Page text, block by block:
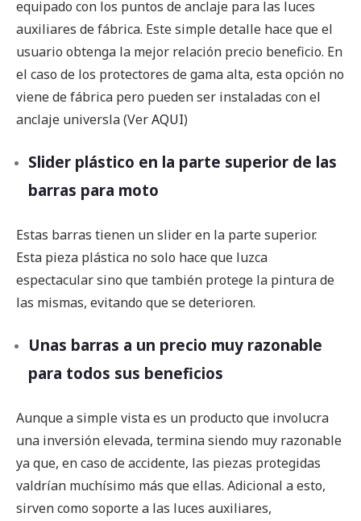
equipado con los puntos de anclaje para las luces
auxiliares de fábrica. Este simple detalle hace que el
usuario obtenga la mejor relación precio beneficio. En
el caso de los protectores de gama alta, esta opción no
viene de fábrica pero pueden ser instaladas con el
anclaje universla (VerAQUI)
Slider plástico en la parte superior de las
barras para moto
Estas barras tienen un slider en la parte superior.
Esta pieza plástica no solo hace que luzca
espectacular sino que también protege la pintura de
las mismas, evitando que se deterioren.
Unas barras a un precio muy razonable
para todos sus beneficios
Aunque a simple vista es un producto que involucra
una inversión elevada, termina siendo muy razonable
ya que, en caso de accidente, las piezas protegidas
valdrían muchísimo más que ellas. Adicional a esto,
sirven como soporte a las luces auxiliares,